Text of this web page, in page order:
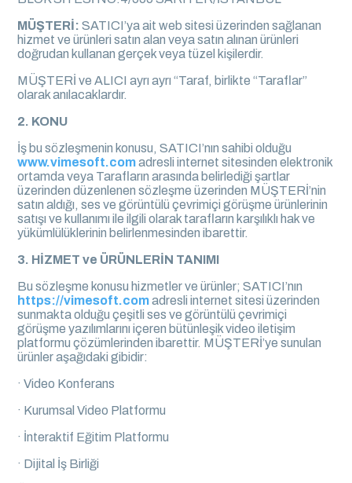
MÜŞTERİ: SATICI’ya ait web sitesi üzerinden sağlanan
hizmet ve ürünleri satın alan veya satın alınan ürünleri
doğrudan kullanan gerçek veya tüzel kişilerdir.
MÜŞTERİ ve ALICI ayrı ayrı “Taraf, birlikte “Taraflar”
olarak anılacaklardır.
2. KONU
İş bu sözleşmenin konusu, SATICI’nın sahibi olduğu
www.vimesoft.comadresli internet sitesinden elektronik
ortamda veya Tarafların arasında belirlediği şartlar
üzerinden düzenlenen sözleşme üzerinden MÜŞTERİ’nin
satın aldığı, ses ve görüntülü çevrimiçi görüşme ürünlerinin
satışı ve kullanımı ile ilgili olarak tarafların karşılıklı hak ve
yükümlülüklerinin belirlenmesinden ibarettir.
3. HİZMET ve ÜRÜNLERİN TANIMI
Bu sözleşme konusu hizmetler ve ürünler; SATICI’nın
https://vimesoft.comadresli internet sitesi üzerinden
sunmakta olduğu çeşitli ses ve görüntülü çevrimiçi
görüşme yazılımlarını içeren bütünleşik video iletişim
platformu çözümlerinden ibarettir. MÜŞTERİ’ye sunulan
ürünler aşağıdaki gibidir:
· Video Konferans
· Kurumsal Video Platformu
· İnteraktif Eğitim Platformu
· Dijital İş Birliği